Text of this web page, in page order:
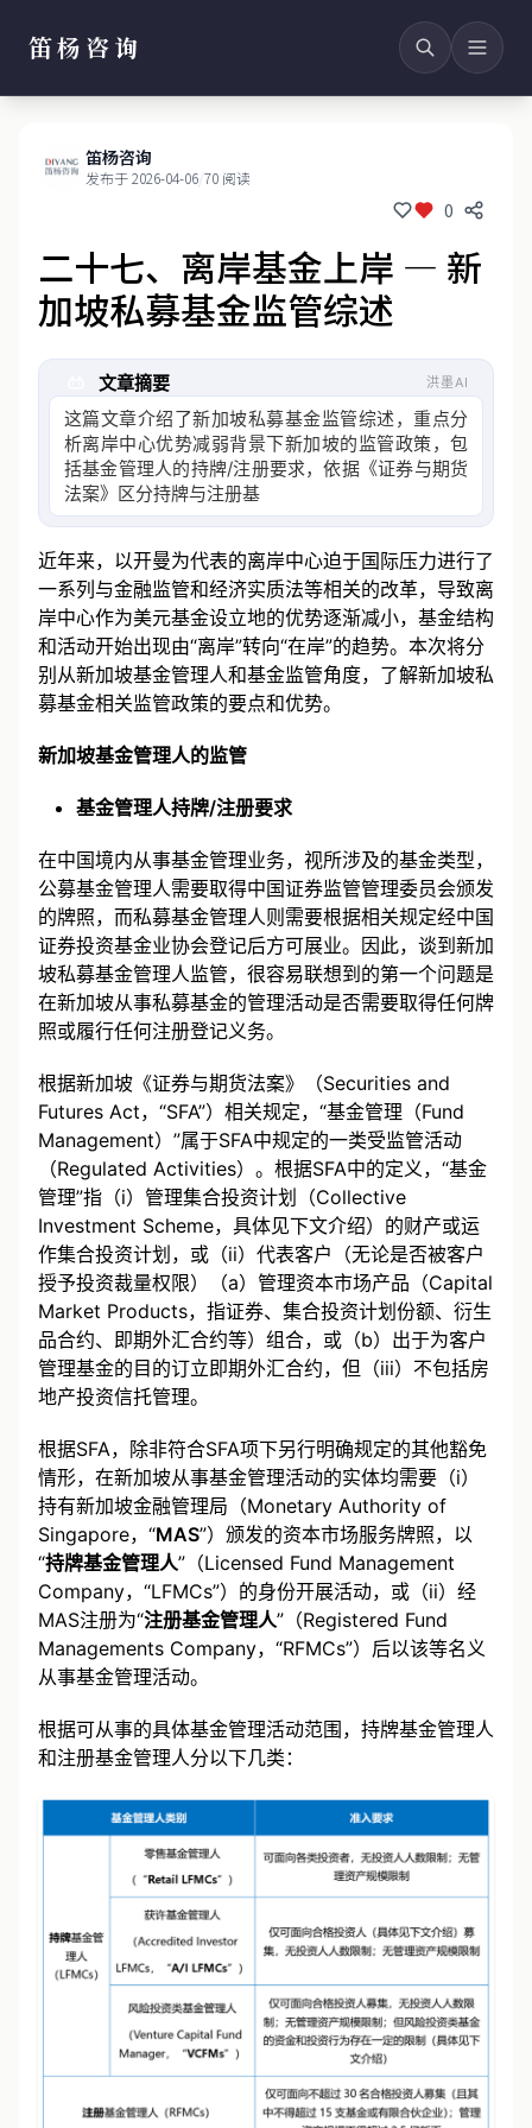
笛杨咨询
笛杨咨询
发布于 2026-04-06/70 阅读
0
二十七、离岸基金上岸 — 新
加坡私募基金监管综述
文章摘要 洪墨AI
这篇文章介绍了新加坡私募基金监管综述，重点分
析离岸中心优势减弱背景下新加坡的监管政策，包
括基金管理人的持牌/注册要求，依据《证券与期货
法案》区分持牌与注册基金管理人的活动范围
近年来，以开曼为代表的离岸中心迫于国际压力进行了
一系列与金融监管和经济实质法等相关的改革，导致离
岸中心作为美元基金设立地的优势逐渐减小，基金结构
和活动开始出现由“离岸”转向“在岸”的趋势。本次将分
别从新加坡基金管理人和基金监管角度，了解新加坡私
募基金相关监管政策的要点和优势。
新加坡基金管理人的监管
基金管理人持牌/注册要求
在中国境内从事基金管理业务，视所涉及的基金类型，
公募基金管理人需要取得中国证券监管管理委员会颁发
的牌照，而私募基金管理人则需要根据相关规定经中国
证券投资基金业协会登记后方可展业。因此，谈到新加
坡私募基金管理人监管，很容易联想到的第一个问题是
在新加坡从事私募基金的管理活动是否需要取得任何牌
照或履行任何注册登记义务。
根据新加坡《证券与期货法案》（Securities and
Futures Act，“SFA”）相关规定，“基金管理（Fund
Management）”属于SFA中规定的一类受监管活动
（Regulated Activities）。根据SFA中的定义，“基金
管理”指（i）管理集合投资计划（Collective
Investment Scheme，具体见下文介绍）的财产或运
作集合投资计划，或（ii）代表客户（无论是否被客户
授予投资裁量权限）（a）管理资本市场产品（Capital
Market Products，指证券、集合投资计划份额、衍生
品合约、即期外汇合约等）组合，或（b）出于为客户
管理基金的目的订立即期外汇合约，但（iii）不包括房
地产投资信托管理。
根据SFA，除非符合SFA项下另行明确规定的其他豁免
情形，在新加坡从事基金管理活动的实体均需要（i）
持有新加坡金融管理局（Monetary Authority of
Singapore，“MAS”）颁发的资本市场服务牌照，以
“持牌基金管理人”（Licensed Fund Management
Company，“LFMCs”）的身份开展活动，或（ii）经
MAS注册为“注册基金管理人”（Registered Fund
Managements Company，“RFMCs”）后以该等名义
从事基金管理活动。
根据可从事的具体基金管理活动范围，持牌基金管理人
和注册基金管理人分以下几类：